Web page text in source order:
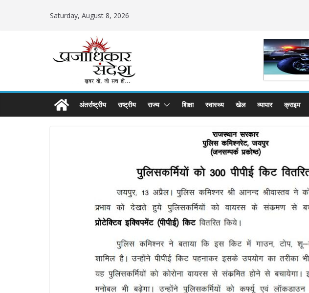
Saturday, August 8, 2026
अंतर्राष्ट्रीय राष्ट्रीय राज्य शिक्षा स्वास्थ्य खेल व्यापार क्राइम